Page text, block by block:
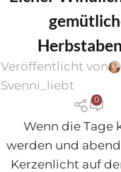
Veröffentlicht von
Svenni_liebt
0
Wenn die Tage
werden und
Kerzenlicht auf